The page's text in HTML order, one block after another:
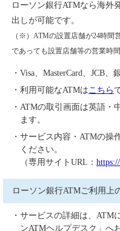
ローソン銀行ATMなら海外
出しが可能です。
（※）ATMの設置店舗が24時間
であっても設置店舗等の営業時
・Visa、MasterCard、JCB
・利用可能なATMはこちら
・ATMの取引画面は英語
ます。
・サービス内容・ATMの操
ください。
（専用サイトURL：
ローソン銀行ATMご利用上
・サービスの詳細は、ATM
ンATMヘルプデスク」へ